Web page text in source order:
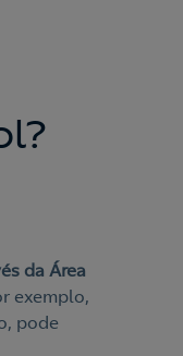
da Área
exemplo,
pode